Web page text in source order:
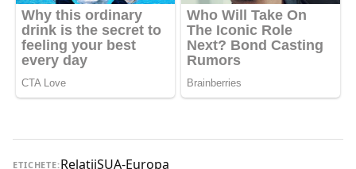
ETICHETE:RelaţiiSUA-Europa